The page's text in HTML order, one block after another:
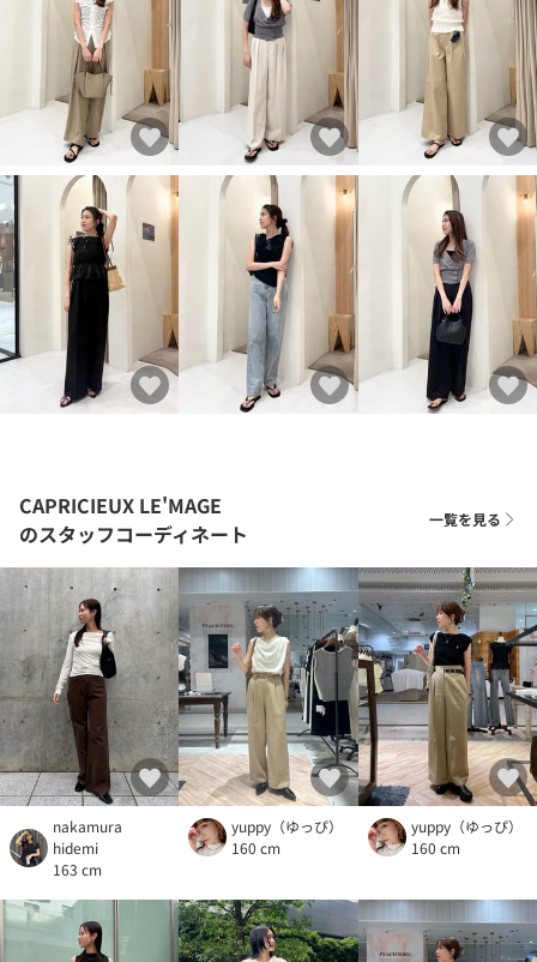
CAPRICIEUX LE'MAGE
のスタッフコーディネート
一覧を見る
nakamura
hidemi
163 cm
yuppy（ゆっぴ）
160 cm
yuppy（ゆっぴ）
160 cm